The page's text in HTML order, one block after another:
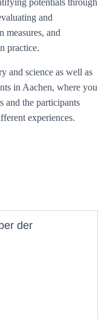
potentials through
and
measures, and
practice.
and science as well as
in Aachen, where you
and the participants
experiences.
der